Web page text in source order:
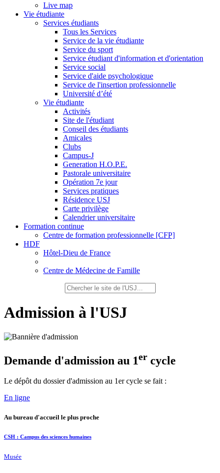
Live map
Vie étudiante
Services étudiants
Tous les Services
Service de la vie étudiante
Service du sport
Service étudiant d'information et d'orientation
Service social
Service d'aide psychologique
Service de l'insertion professionnelle
Université d’été
Vie étudiante
Activités
Site de l'étudiant
Conseil des étudiants
Amicales
Clubs
Campus-J
Generation H.O.P.E.
Pastorale universitaire
Opération 7e jour
Services pratiques
Résidence USJ
Carte privilège
Calendrier universitaire
Formation continue
Centre de formation professionnelle [CFP]
HDF
Hôtel-Dieu de France
Centre de Médecine de Famille
Admission à l'USJ
Demande d'admission au 1er cycle
Le dépôt du dossier d'admission au 1er cycle se fait :
En ligne
Au bureau d'accueil le plus proche
CSH : Campus des sciences humaines
Musée